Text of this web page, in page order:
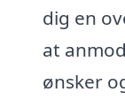
dig en
at
ønsker